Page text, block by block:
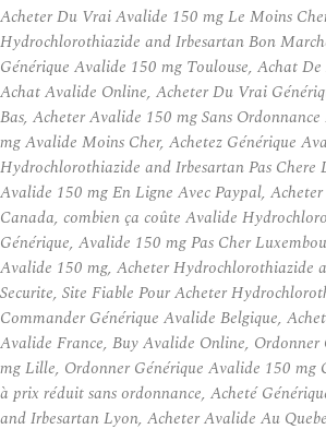
Acheter Du Vrai Avalide 150 mg Le Moins
Hydrochlorothiazide and Irbesartan Bon
Générique Avalide 150 mg Toulouse, Achat
Achat Avalide Online, Acheter Du Vrai
Bas, Acheter Avalide 150 mg Sans
mg Avalide Moins Cher, Achetez Générique
Hydrochlorothiazide and Irbesartan Pas Chere
Avalide 150 mg En Ligne Avec Paypal,
Canada, combien ça coûte Avalide
Générique, Avalide 150 mg Pas Cher
Avalide 150 mg, Acheter Hydrochlorothiazide
Securite, Site Fiable Pour Acheter
Commander Générique Avalide Belgique,
Avalide France, Buy Avalide Online, Ordonner
mg Lille, Ordonner Générique Avalide 150 mg
à prix réduit sans ordonnance, Acheté
and Irbesartan Lyon, Acheter Avalide Au